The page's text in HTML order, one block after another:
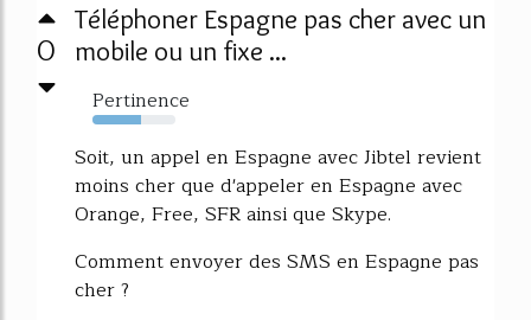
0
Téléphoner Espagne pas cher avec un
mobile ou un fixe ...
Pertinence
59%
Soit, un appel en Espagne avec Jibtel revient
moins cher que d'appeler en Espagne avec
Orange, Free, SFR ainsi que Skype.
Comment envoyer des SMS en Espagne pas
cher ?